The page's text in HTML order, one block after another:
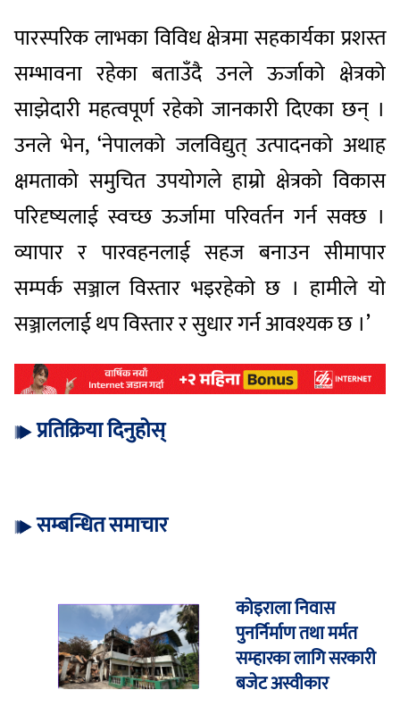
पारस्परिक लाभका विविध क्षेत्रमा सहकार्यका प्रशस्त
सम्भावना रहेका बताउँदै उनले ऊर्जाको क्षेत्रको
साझेदारी महत्वपूर्ण रहेको जानकारी दिएका छन् ।
उनले भेन, ‘नेपालको जलविद्युत् उत्पादनको अथाह
क्षमताको समुचित उपयोगले हाम्रो क्षेत्रको विकास
परिदृष्यलाई स्वच्छ ऊर्जामा परिवर्तन गर्न सक्छ ।
व्यापार र पारवहनलाई सहज बनाउन सीमापार
सम्पर्क सञ्जाल विस्तार भइरहेको छ । हामीले यो
सञ्जाललाई थप विस्तार र सुधार गर्न आवश्यक छ ।’
प्रतिक्रिया दिनुहोस्
सम्बन्धित समाचार
कोइराला निवास
पुनर्निर्माण तथा मर्मत
सम्हारका लागि सरकारी
बजेट अस्वीकार